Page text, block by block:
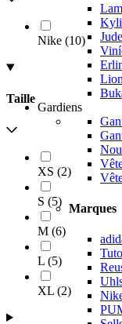
Gardiens
Marques
Tuto
Nike (10)
Taille
XS (2)
S (5)
M (6)
L (5)
XL (2)